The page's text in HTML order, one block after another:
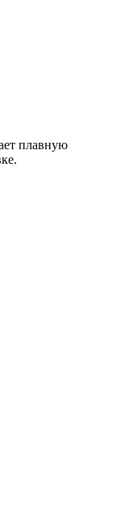
плавную